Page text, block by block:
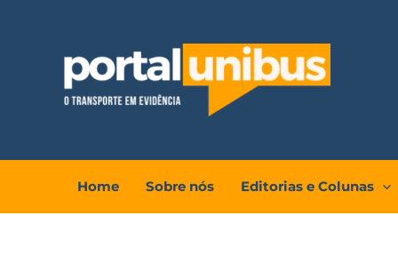
conteúdo
Home Sobre nós Editorias e Colunas